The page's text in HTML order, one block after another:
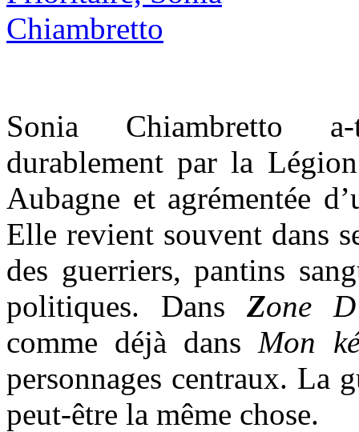
Sonia Chiambretto
durablement par la
Aubagne et agrémentée
Elle revient souvent dans
des guerriers, pantins
politiques. Dans Zone
comme déjà dans Mon
personnages centraux. La
peut-être la même chose.